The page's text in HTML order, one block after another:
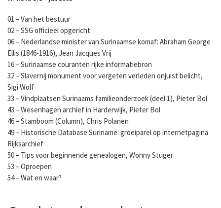
01 – Van het bestuur
02 – SSG officieel opgericht
06 – Nederlandse minister van Surinaamse komaf: Abraham George
Ellis (1846-1916), Jean Jacques Vrij
16 – Surinaamse couranten rijke informatiebron
32 – Slavernij monument voor vergeten verleden onjuist belicht,
Sigi Wolf
33 – Vindplaatsen Surinaams familieonderzoek (deel 1), Pieter Bol
43 – Wesenhagen archief in Harderwijk, Pieter Bol
46 – Stamboom (Column), Chris Polanen
49 – Historische Database Suriname: groeiparel op internetpagina
Rijksarchief
50 – Tips voor beginnende genealogen, Wonny Stuger
53 – Oproepen
54 – Wat en waar?